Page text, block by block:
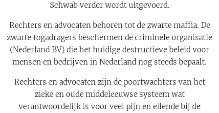
Schwab verder wordt uitgevoerd.
Rechters en advocaten behoren tot de zwarte maffia. De
zwarte togadragers beschermen de criminele organisatie
(Nederland BV) die het huidige destructieve beleid voor
mensen en bedrijven in Nederland nog steeds bepaalt.⁠
Rechters en advocaten zijn de poortwachters van het
zieke en oude middeleeuwse systeem wat
verantwoordelijk is voor veel pijn en ellende bij de